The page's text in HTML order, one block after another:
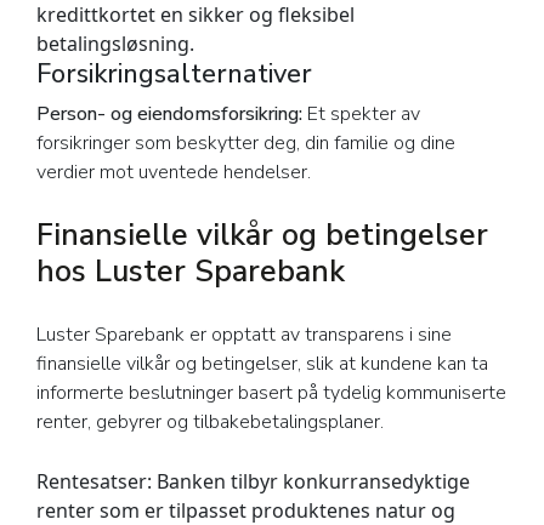
kredittkortet en sikker og fleksibel
betalingsløsning.
Forsikringsalternativer
Person- og eiendomsforsikring: Et spekter av
forsikringer som beskytter deg, din familie og dine
verdier mot uventede hendelser.
Finansielle vilkår og betingelser
hos Luster Sparebank
Luster Sparebank er opptatt av transparens i sine
finansielle vilkår og betingelser, slik at kundene kan ta
informerte beslutninger basert på tydelig kommuniserte
renter, gebyrer og tilbakebetalingsplaner.
Rentesatser: Banken tilbyr konkurransedyktige
renter som er tilpasset produktenes natur og